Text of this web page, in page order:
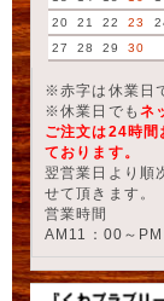
20
21 22 23
27
28 29 30
※赤字は休業日
※休業日でも ネ
ご注文は24時間
ております。
翌営業日より順
せて頂きます。
営業時間
AM11：00～